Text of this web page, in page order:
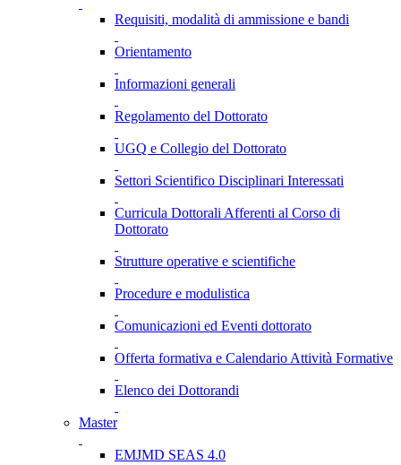
Requisiti, modalità di ammissione e bandi
Orientamento
Informazioni generali
Regolamento del Dottorato
UGQ e Collegio del Dottorato
Settori Scientifico Disciplinari Interessati
Curricula Dottorali Afferenti al Corso di
Dottorato
Strutture operative e scientifiche
Procedure e modulistica
Comunicazioni ed Eventi dottorato
Offerta formativa e Calendario Attività Formative
Elenco dei Dottorandi
Master
EMJMD SEAS 4.0